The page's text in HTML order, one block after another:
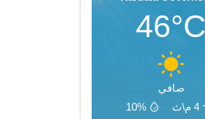
46°C
صافي
4 م\ث
10%